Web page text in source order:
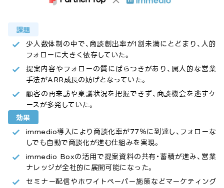
課題
少人数体制の中で、商談創出率が1割未満にとどまり、人的
フォローに大きく依存していた。
提案内容やフォローの質にばらつきがあり、属人的な営業
手法がARR成長の妨げとなっていた。
顧客の再来訪や稟議状況を把握できず、商談機会を逃すケ
ースが多発していた。
効果
immedio導入により商談化率が77％に到達し、フォローな
しでも自動で商談化が進む仕組みを実現。
immedio Boxの活用で提案資料の共有・蓄積が進み、営業
ナレッジが全社的に展開可能になった。
セミナー配信やホワイトペーパー施策などマーケティング